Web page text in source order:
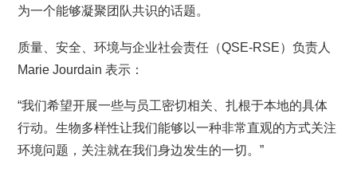
为一个能够凝聚团队共识的话题。
质量、安全、环境与企业社会责任（QSE-RSE）负责人
Marie Jourdain 表示：
“我们希望开展一些与员工密切相关、扎根于本地的具体
行动。生物多样性让我们能够以一种非常直观的方式关注
环境问题，关注就在我们身边发生的一切。”